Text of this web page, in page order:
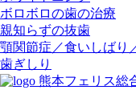
ボロボロの歯の治療
親知らずの抜歯
顎関節症／食いしばり
歯ぎしり
熊本フェリス総